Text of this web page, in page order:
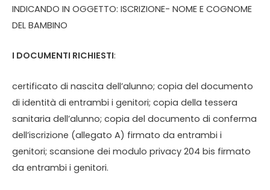
INDICANDO IN OGGETTO: ISCRIZIONE- NOME E COGNOME
DEL BAMBINO
I DOCUMENTI RICHIESTI:
certificato di nascita dell’alunno; copia del documento
di identità di entrambi i genitori; copia della tessera
sanitaria dell’alunno; copia del documento di conferma
dell’iscrizione (allegato A) firmato da entrambi i
genitori; scansione dei modulo privacy 204 bis firmato
da entrambi i genitori.